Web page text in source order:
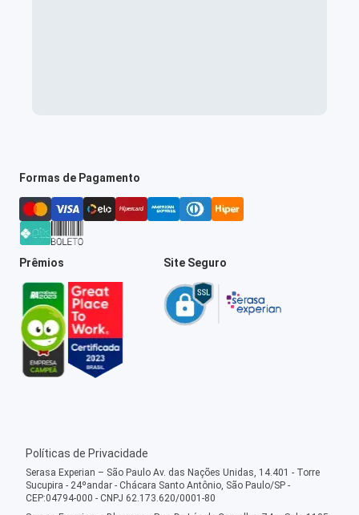
Formas de Pagamento
Prêmios Site Seguro
Políticas de Privacidade
Serasa Experian – São Paulo Av. das Nações Unidas, 14.401 - Torre
Sucupira - 24ºandar - Chácara Santo Antônio, São Paulo/SP -
CEP:04794-000 - CNPJ 62.173.620/0001-80